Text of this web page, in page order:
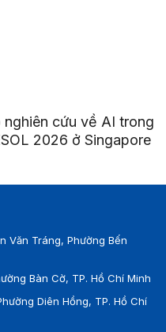
nghiên cứu về AI trong
2026 ở Singapore
Văn Tráng, Phường Bến
Bàn Cờ, TP. Hồ Chí Minh
Diên Hồng, TP. Hồ Chí